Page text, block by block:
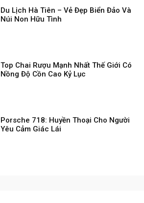
Du Lịch Hà Tiên – Vẻ Đẹp Biển Đảo Và
Núi Non Hữu Tình
Top Chai Rượu Mạnh Nhất Thế Giới Có
Nồng Độ Cồn Cao Kỷ Lục
Porsche 718: Huyền Thoại Cho Người
Yêu Cảm Giác Lái